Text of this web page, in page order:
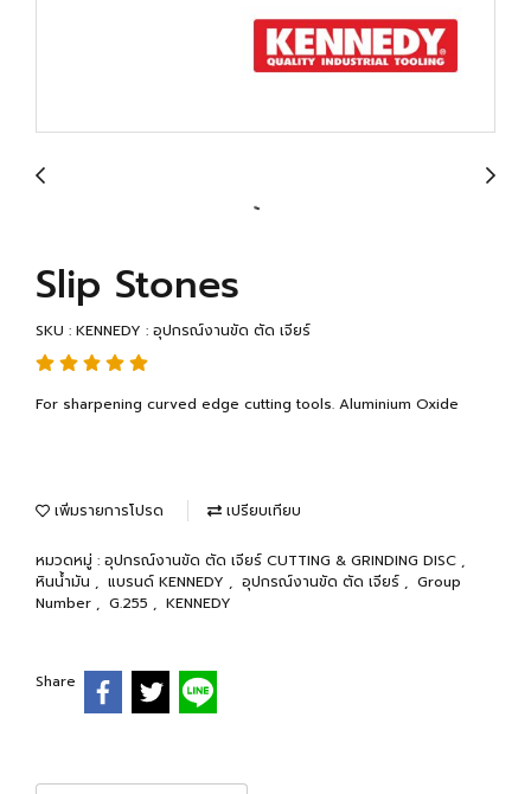
Slip Stones
SKU : KENNEDY : อุปกรณ์งานขัด ตัด เจียร์
For sharpening curved edge cutting tools. Aluminium Oxide
เพิ่มรายการโปรด เปรียบเทียบ
หมวดหมู่ : อุปกรณ์งานขัด ตัด เจียร์ CUTTING & GRINDING DISC ,
หินน้ำมัน , แบรนด์ KENNEDY , อุปกรณ์งานขัด ตัด เจียร์ , Group
Number , G.255 , KENNEDY
Share